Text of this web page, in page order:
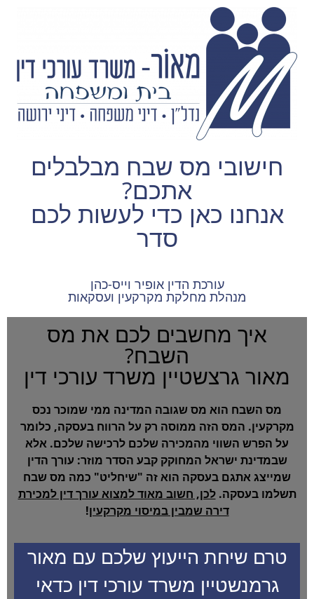
חישובי מס שבח מבלבלים
אתכם?
אנחנו כאן כדי לעשות לכם
סדר
עורכת הדין אופיר וייס-כהן
מנהלת מחלקת מקרקעין ועסקאות
איך מחשבים לכם את מס
השבח?
מאור גרצשטיין משרד עורכי דין
מס השבח הוא מס שגובה המדינה ממי שמוכר נכס
מקרקעין. המס הזה ממוסה רק על הרווח בעסקה, כלומר
על הפרש השווי מהמכירה שלכם לרכישה שלכם. אלא
שבמדינת ישראל המחוקק קבע הסדר מוזר: עורך הדין
שמייצג אתגם בעסקה הוא זה "שיחליט" כמה מס שבח
תשלמו בעסקה.לכן, חשוב מאוד למצוא עורך דין למכירת
דירה שמבין במיסוי מקרקעין!
טרם שיחת הייעוץ שלכם עם מאור
גרמנשטיין משרד עורכי דין כדאי